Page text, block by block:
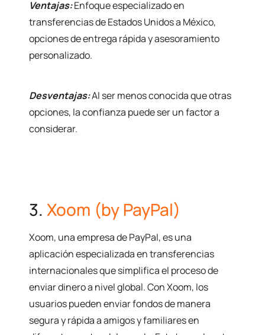
Ventajas:Enfoque especializado en
transferencias de Estados Unidos a México,
opciones de entrega rápida y asesoramiento
personalizado.
Desventajas:Al ser menos conocida que otras
opciones, la confianza puede ser un factor a
considerar.
3.Xoom (by PayPal)
Xoom, una empresa de PayPal, es una
aplicación especializada en transferencias
internacionales que simplifica el proceso de
enviar dinero a nivel global. Con Xoom, los
usuarios pueden enviar fondos de manera
segura y rápida a amigos y familiares en